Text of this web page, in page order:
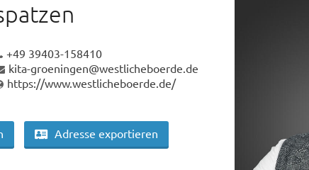
+49 39403-158410
kita-groeningen@westlicheboerde.de
https://www.westlicheboerde.de/
Adresse exportieren